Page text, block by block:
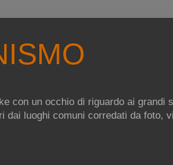
con un occhio di riguardo ai grandi
dai luoghi comuni corredati da foto,